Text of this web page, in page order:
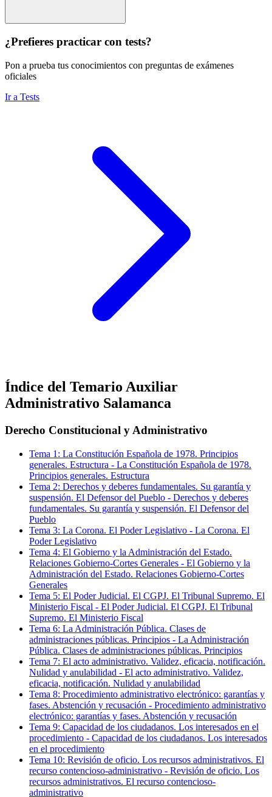
¿Prefieres practicar con tests?
Pon a prueba tus conocimientos con preguntas de exámenes
oficiales
Ir a Tests
Índice del Temario Auxiliar
Administrativo Salamanca
Derecho Constitucional y Administrativo
Tema 1 : La Constitución Española de 1978. Principios
generales. Estructura - La Constitución Española de 1978.
Principios generales. Estructura
Tema 2: Derechos y deberes fundamentales. Su garantía y
suspensión. El Defensor del Pueblo - Derechos y deberes
fundamentales. Su garantía y suspensión. El Defensor del
Pueblo
Tema 3: La Corona. El Poder Legislativo - La Corona. El
Poder Legislativo
Tema 4: El Gobierno y la Administración del Estado.
Relaciones Gobierno-Cortes Generales - El Gobierno y la
Administración del Estado. Relaciones Gobierno-Cortes
Generales
Tema 5: El Poder Judicial. El CGPJ. El Tribunal Supremo. El
Ministerio Fiscal - El Poder Judicial. El CGPJ. El Tribunal
Supremo. El Ministerio Fiscal
Tema 6: La Administración Pública. Clases de
administraciones públicas. Principios - La Administración
Pública. Clases de administraciones públicas. Principios
Tema 7: El acto administrativo. Validez, eficacia, notificación.
Nulidad y anulabilidad - El acto administrativo. Validez,
eficacia, notificación. Nulidad y anulabilidad
Tema 8: Procedimiento administrativo electrónico: garantías y
fases. Abstención y recusación - Procedimiento administrativo
electrónico: garantías y fases. Abstención y recusación
Tema 9: Capacidad de los ciudadanos. Los interesados en el
procedimiento - Capacidad de los ciudadanos. Los interesados
en el procedimiento
Tema 10: Revisión de oficio. Los recursos administrativos. El
recurso contencioso-administrativo - Revisión de oficio. Los
recursos administrativos. El recurso contencioso-
administrativo